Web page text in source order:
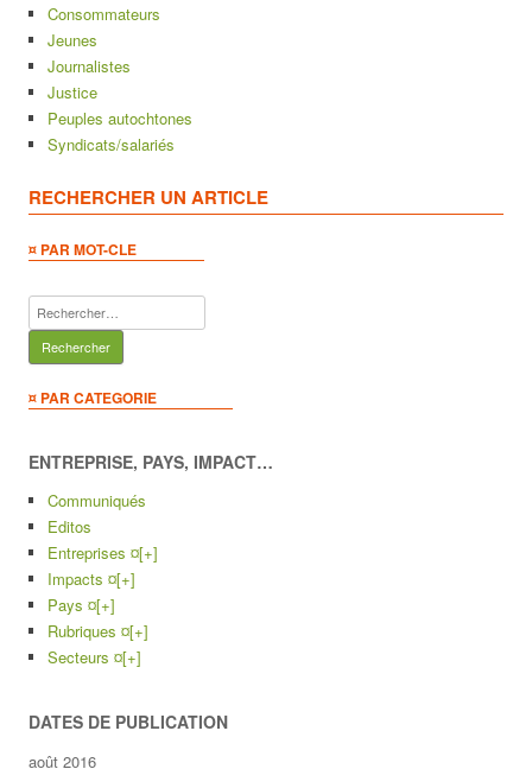
Consommateurs
Jeunes
Journalistes
Justice
Peuples autochtones
Syndicats/salariés
RECHERCHER UN ARTICLE
¤ PAR MOT-CLE
Rechercher :
¤ PAR CATEGORIE
ENTREPRISE, PAYS, IMPACT…
Communiqués
Editos
Entreprises ¤[+]
Impacts ¤[+]
Pays ¤[+]
Rubriques ¤[+]
Secteurs ¤[+]
DATES DE PUBLICATION
août 2016